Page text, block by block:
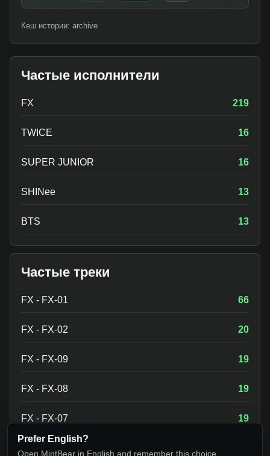
Кеш истории: archive
Частые исполнители
FX 219
TWICE 16
SUPER JUNIOR 16
SHINee 13
BTS 13
Частые треки
FX - FX-01 66
FX - FX-02 20
FX - FX-09 19
FX - FX-08 19
FX - FX-07
19
Prefer English?
Open MintBear in English and remember this choice.